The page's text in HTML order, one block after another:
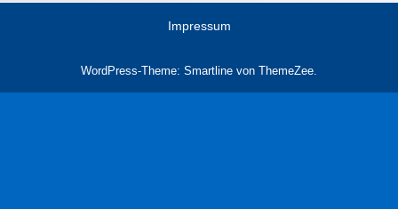
Impressum
WordPress-Theme: Smartline von ThemeZee.